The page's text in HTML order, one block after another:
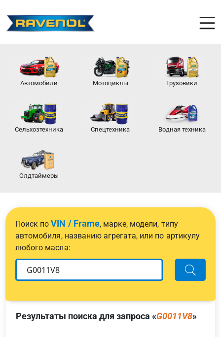
Автомобили Мотоциклы Грузовики
Сельхозтехника Спецтехника Водная техника
Олдтаймеры
Поиск поVIN / Frame, марке, модели, типу
автомобиля, названию агрегата, или по артикулу
любого масла:
Результаты поиска для запроса «G0011V8»